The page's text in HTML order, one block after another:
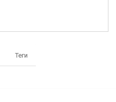
Теги